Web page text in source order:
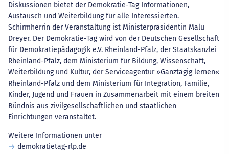
Diskussionen bietet der Demokratie-Tag Informationen,
Austausch und Weiterbildung für alle Interessierten.
Schirmherrin der Veranstaltung ist Ministerpräsidentin Malu
Dreyer. Der Demokratie-Tag wird von der Deutschen Gesellschaft
für Demokratiepädagogik e.V. Rheinland-Pfalz, der Staatskanzlei
Rheinland-Pfalz, dem Ministerium für Bildung, Wissenschaft,
Weiterbildung und Kultur, der Serviceagentur »Ganztägig lernen«
Rheinland-Pfalz und dem Ministerium für Integration, Familie,
Kinder, Jugend und Frauen in Zusammenarbeit mit einem breiten
Bündnis aus zivilgesellschaftlichen und staatlichen
Einrichtungen veranstaltet.
Weitere Informationen unter
demokratietag-rlp.de